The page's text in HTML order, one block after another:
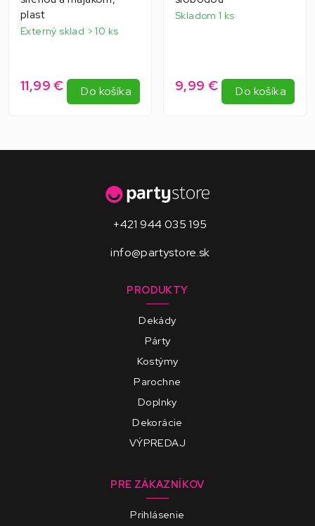
plast
Externý sklad > 10 ks
11,99 € Do košíka
Skladom 1 ks
9,99 € Do košíka
+421 944 035 195
info@partystore.sk
PRODUKTY
Dekády
Párty
Kostýmy
Parochne
Doplnky
Dekorácie
VÝPREDAJ
PRE ZÁKAZNÍKOV
Prihlásenie